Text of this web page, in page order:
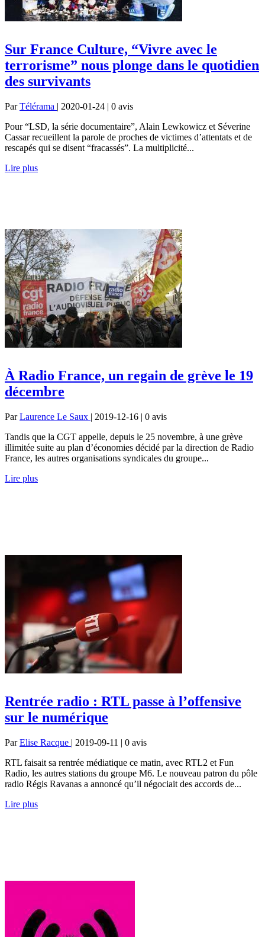
Sur France Culture, “Vivre avec le
terrorisme” nous plonge dans le quotidien
des survivants
ParTélérama | 2020-01-24 | 0 avis
Pour “LSD, la série documentaire”, Alain Lewkowicz et Séverine
Cassar recueillent la parole de proches de victimes d’attentats et de
rescapés qui se disent “fracassés”. La multiplicité...
Lire plus
À Radio France, un regain de grève le 19
décembre
ParLaurence Le Saux | 2019-12-16 | 0 avis
Tandis que la CGT appelle, depuis le 25 novembre, à une grève
illimitée suite au plan d’économies décidé par la direction de Radio
France, les autres organisations syndicales du groupe...
Lire plus
Rentrée radio : RTL passe à l’offensive
sur le numérique
ParElise Racque | 2019-09-11 | 0 avis
RTL faisait sa rentrée médiatique ce matin, avec RTL2 et Fun
Radio, les autres stations du groupe M6. Le nouveau patron du pôle
radio Régis Ravanas a annoncé qu’il négociait des accords de...
Lire plus